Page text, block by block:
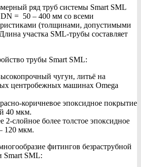
ряд труб системы Smart SML
= 50 – 400 мм со всеми
(толщинами, допустимыми
участка SML-трубы составляет
трубы Smart SML:
чугун, литьё на
центробежных машинах Omega
коричневое эпоксидное покрытие
40 мкм.
2-слойное более толстое эпоксидное
120 мкм.
фитингов безраструбной
Smart SML: